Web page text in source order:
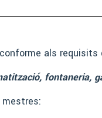
als
fontaneria,